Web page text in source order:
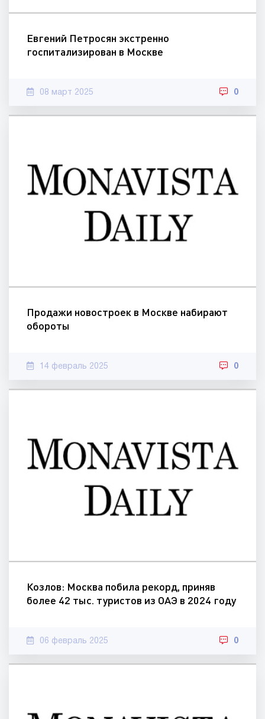
Евгений Петросян экстренно
госпитализирован в Москве
08 март 2025 0
Продажи новостроек в Москве набирают
обороты
14 февраль 2025 0
Козлов: Москва побила рекорд, приняв
более 42 тыс. туристов из ОАЭ в 2024 году
06 февраль 2025 0